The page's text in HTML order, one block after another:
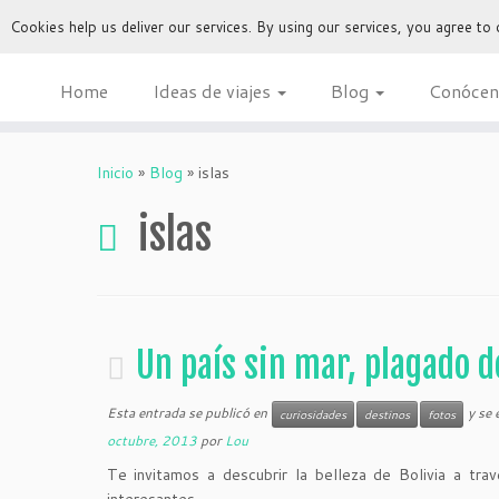
Home Ideas de viajes Blog
Inicio » Blog » islas
islas
Un país sin mar, plagado
Esta entrada se publicó en curiosidades destinos fotos y se
octubre, 2013 porLou
Te invitamos a descubrir la belleza de Bolivia a
Cookies help us deliver our services. By using our services, you agree